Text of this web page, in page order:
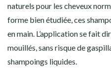
naturels pour les cheveux
forme bien étudiée, ces
en main. L’application se fait
mouillés, sans risque de
shampoings liquides.